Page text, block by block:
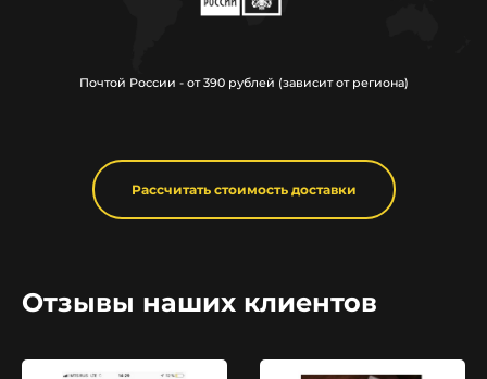
Почтой России - от 390 рублей (зависит от региона)
Рассчитать стоимость доставки
Отзывы наших клиентов